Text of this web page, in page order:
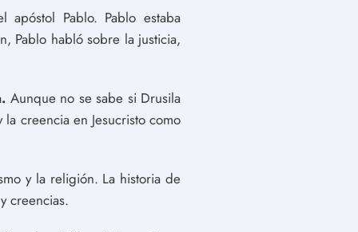
Pablo. Pablo estaba
Pablo habló sobre la justicia,
Aunque no se sabe si Drusila
creencia en Jesucristo como
y la religión. La historia de
creencias.